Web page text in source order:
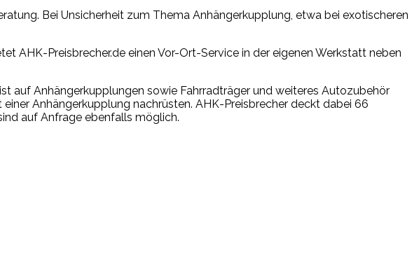
Bei Unsicherheit zum Thema Anhängerkupplung, etwa bei exotischeren
AHK-Preisbrecher.de einen Vor-Ort-Service in der eigenen Werkstatt neben
ist auf Anhängerkupplungen sowie Fahrradträger und weiteres Autozubehör
Anhängerkupplung nachrüsten. AHK-Preisbrecher deckt dabei 66
auf Anfrage ebenfalls möglich.